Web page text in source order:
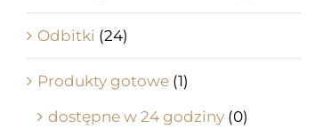
Odbitki (24)
Produkty gotowe (1)
dostępne w 24 godziny (0)